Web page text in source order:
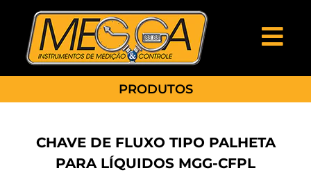
PRODUTOS
CHAVE DE FLUXO TIPO PALHETA
PARA LÍQUIDOS MGG-CFPL